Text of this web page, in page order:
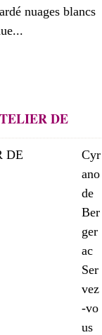
nuages blancs
DE
Cyr
ano
de
Ber
ger
ac
Ser
vez
-vo
us